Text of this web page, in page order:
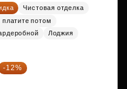
Чистовая отделка
потом
Лоджия
-12%